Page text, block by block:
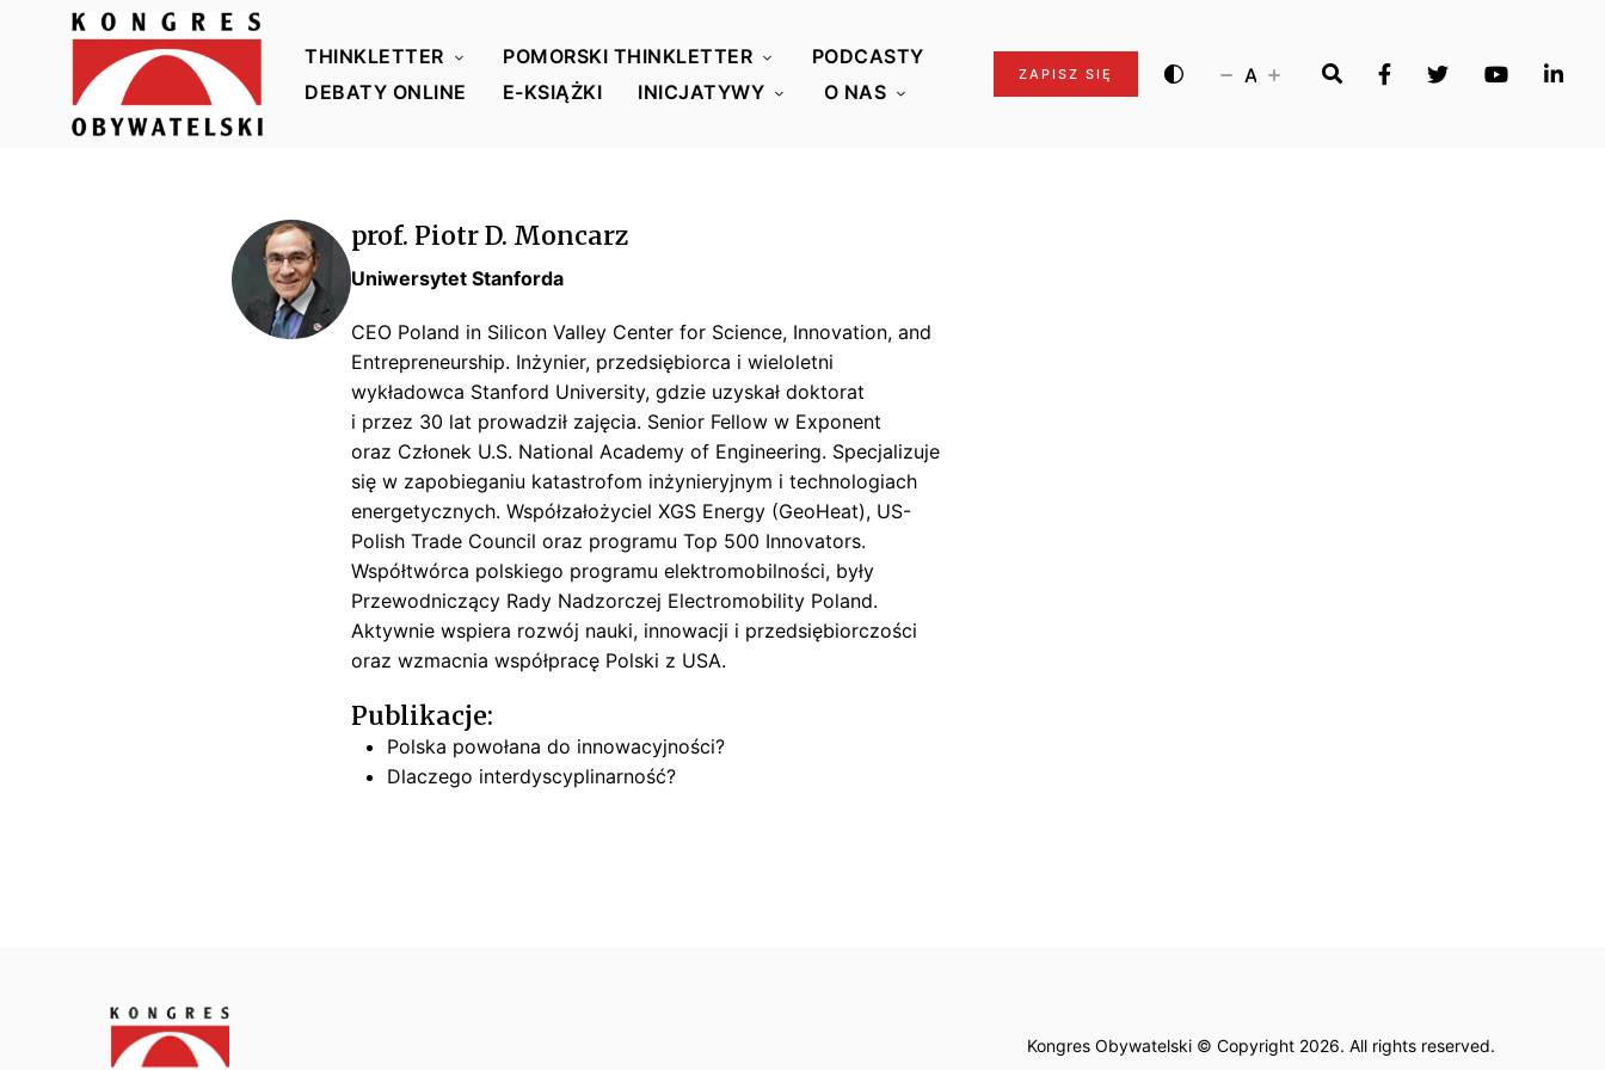
THINKLETTER POMORSKI THINKLETTER
PODCASTY
DEBATY ONLINE
E-KSIĄŻKI INICJATYWY O NAS
ZAPISZ SIĘ A
prof. Piotr D. Moncarz
Uniwersytet Stanforda
CEO Poland in Silicon Valley Center for Science, Innovation, and
Entrepreneurship. Inżynier, przedsiębiorca i wieloletni
wykładowca Stanford University, gdzie uzyskał doktorat
i przez 30 lat prowadził zajęcia. Senior Fellow w Exponent
oraz Członek U.S. National Academy of Engineering. Specjalizuje
się w zapobieganiu katastrofom inżynieryjnym i technologiach
energetycznych. Współzałożyciel XGS Energy (GeoHeat), US-
Polish Trade Council oraz programu Top 500 Innovators.
Współtwórca polskiego programuelektromobilności, były
Przewodniczący Rady Nadzorczej Electromobility Poland.
Aktywnie wspiera rozwój nauki, innowacji i przedsiębiorczości
oraz wzmacnia współpracę Polski z USA.
Publikacje:
Polska powołana do innowacyjności?
Dlaczego interdyscyplinarność?
Kongres Obywatelski © Copyright 2026. All rights reserved.